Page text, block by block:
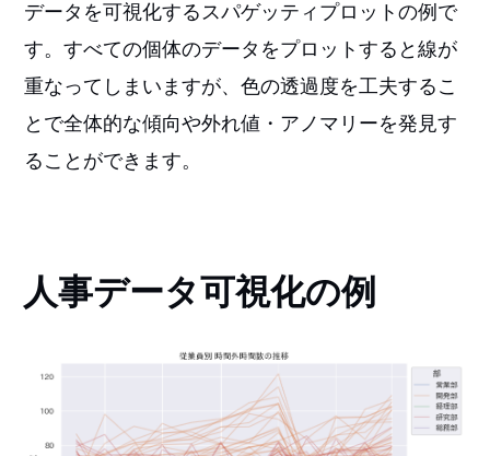
データを可視化するスパゲッティプロットの例で
す。すべての個体のデータをプロットすると線が
重なってしまいますが、色の透過度を工夫するこ
とで全体的な傾向や外れ値・アノマリーを発見す
ることができます。
人事データ可視化の例